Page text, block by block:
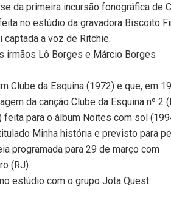
da primeira incursão fonográfica de
no estúdio da gravadora Biscoito
a voz de Ritchie.
irmãos Lô Borges e Márcio Borges
Clube da Esquina (1972) e que, em
da canção Clube da Esquina nº 2
para o álbum Noites com sol
Minha história e previsto para
programada para 29 de março com
(RJ).
estúdio com o grupo Jota Quest